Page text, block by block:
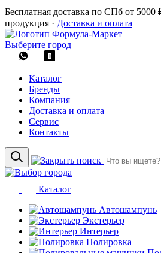
Бесплатная доставка по СПб от 5000
продукция · Доставка и оплата
Выберите город
Каталог
Бренды
Компания
Доставка и оплата
Сервис
Контакты
Каталог
Автошампунь
Экстерьер
Интерьер
Полировка